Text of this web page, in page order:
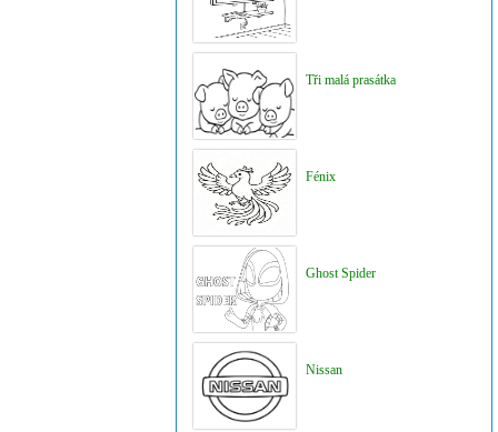
Tři malá prasátka
Fénix
Ghost Spider
Nissan